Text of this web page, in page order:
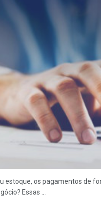
estoque, os pagamentos de
Essas ...